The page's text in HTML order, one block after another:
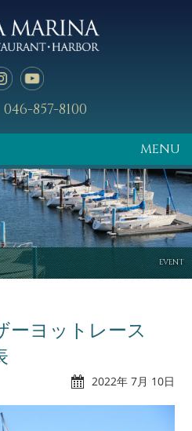
046-857-8100
MENU
マリーナのご案内
新艇中古艇情報
EVENT
ーヨットレース
2022年 7月 10日